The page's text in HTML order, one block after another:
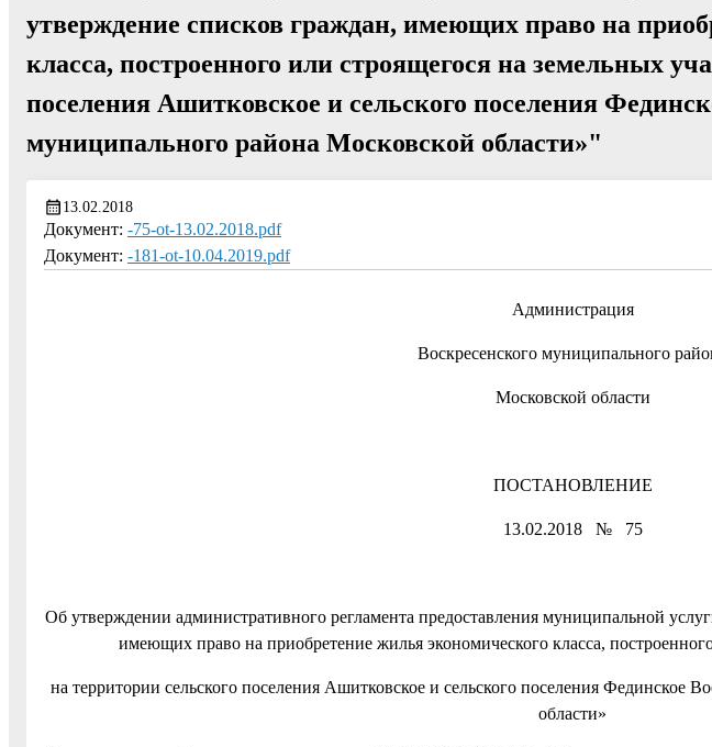
утверждение списков граждан, имеющих право на
класса, построенного или строящегося на земельных
поселения Ашитковское и сельского поселения
муниципального района Московской области»"
13.02.2018
Документ: -75-ot-13.02.2018.pdf
Документ: -181-ot-10.04.2019.pdf
Администрация
Воскресенского муниципального
Московской области
ПОСТАНОВЛЕНИЕ
13.02.2018 № 75
Об утверждении административного регламента предоставления муниципальной
имеющих право на приобретение жилья экономического класса,
на территории сельского поселения Ашитковское и сельского поселения Фединское
области»